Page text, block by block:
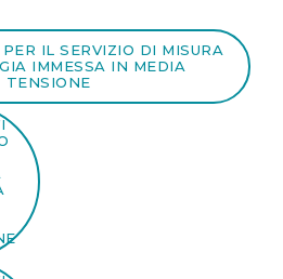
IL SERVIZIO DI MISURA
IMMESSA IN MEDIA
TENSIONE